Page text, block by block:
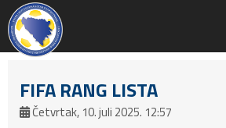
FIFA RANG LISTA
Četvrtak, 10. juli 2025. 12:57